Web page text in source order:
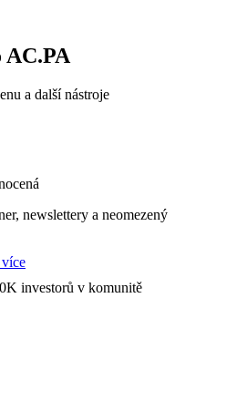
AC.PA
a další nástroje
newslettery a neomezený
investorů v komunitě